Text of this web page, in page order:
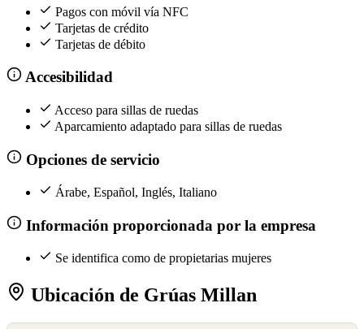
Pagos con móvil vía NFC
Tarjetas de crédito
Tarjetas de débito
Accesibilidad
Acceso para sillas de ruedas
Aparcamiento adaptado para sillas de ruedas
Opciones de servicio
Árabe, Español, Inglés, Italiano
Información proporcionada por la empresa
Se identifica como de propietarias mujeres
Ubicación de Grúas Millan